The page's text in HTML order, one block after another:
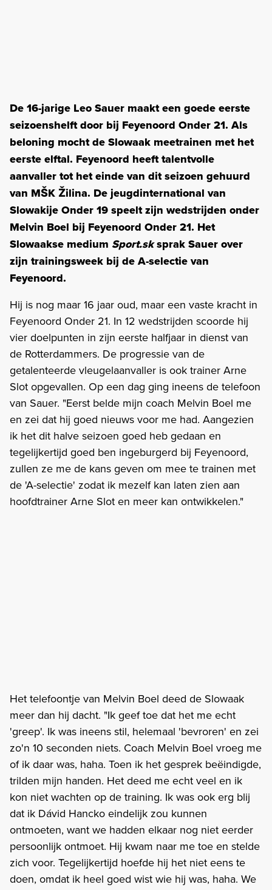
De 16-jarige Leo Sauer maakt een goede eerste
seizoenshelft door bij Feyenoord Onder 21. Als
beloning mocht de Slowaak meetrainen met het
eerste elftal. Feyenoord heeft talentvolle
aanvaller tot het einde van dit seizoen gehuurd
van MŠK Žilina. De jeugdinternational van
Slowakije Onder 19 speelt zijn wedstrijden onder
Melvin Boel bij Feyenoord Onder 21. Het
Slowaakse medium Sport.sksprak Sauer over
zijn trainingsweek bij de A-selectie van
Feyenoord.
Hij is nog maar 16 jaar oud, maar een vaste kracht in
Feyenoord Onder 21. In 12 wedstrijden scoorde hij
vier doelpunten in zijn eerste halfjaar in dienst van
de Rotterdammers. De progressie van de
getalenteerde vleugelaanvaller is ook trainer Arne
Slot opgevallen. Op een dag ging ineens de telefoon
van Sauer. "Eerst belde mijn coach Melvin Boel me
en zei dat hij goed nieuws voor me had. Aangezien
ik het dit halve seizoen goed heb gedaan en
tegelijkertijd goed ben ingeburgerd bij Feyenoord,
zullen ze me de kans geven om mee te trainen met
de 'A-selectie' zodat ik mezelf kan laten zien aan
hoofdtrainer Arne Slot en meer kan ontwikkelen."
Het telefoontje van Melvin Boel deed de Slowaak
meer dan hij dacht. "Ik geef toe dat het me echt
'greep'. Ik was ineens stil, helemaal 'bevroren' en zei
zo'n 10 seconden niets. Coach Melvin Boel vroeg me
of ik daar was, haha. Toen ik het gesprek beëindigde,
trilden mijn handen. Het deed me echt veel en ik
kon niet wachten op de training. Ik was ook erg blij
dat ik Dávid Hancko eindelijk zou kunnen
ontmoeten, want we hadden elkaar nog niet eerder
persoonlijk ontmoet. Hij kwam naar me toe en stelde
zich voor. Tegelijkertijd hoefde hij het niet eens te
doen, omdat ik heel goed wist wie hij was, haha. We